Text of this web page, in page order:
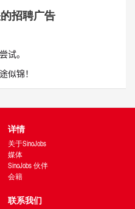
招聘广告
试。
似锦！
详情
关于SinoJobs
媒体
SinoJobs 伙伴
会籍
联系我们